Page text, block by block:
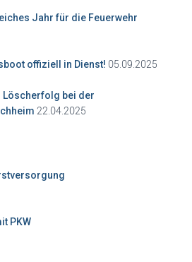
Jahr für die Feuerwehr
offiziell in Dienst! 05.09.2025
Löscherfolg bei der
22.04.2025
PKW